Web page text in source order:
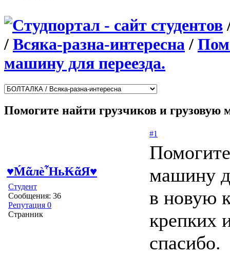
/ Всяка-разна-интересна/
машину для переезда.
Помогите найти грузчиков и грузовую
♥ḾᾶлѐἯь₭ᾶЯ♥
Студент
Сообщения: 36
Репутация 0
Странник
#1
машину
в новую
крепких
спасибо.